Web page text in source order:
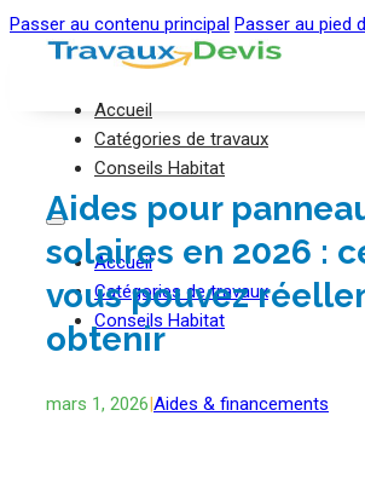
Passer au contenu principal Passer au pied
Accueil
Catégories de travaux
Conseils Habitat
Accueil
Catégories de travaux
Conseils Habitat
Aides pour
solaires en 2026 :
vous pouvez
obtenir
mars 1, 2026 Aides & financements